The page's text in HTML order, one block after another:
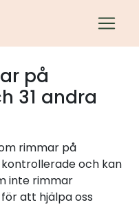
på
31 andra
rimmar på
och kan
inte rimmar
att hjälpa oss